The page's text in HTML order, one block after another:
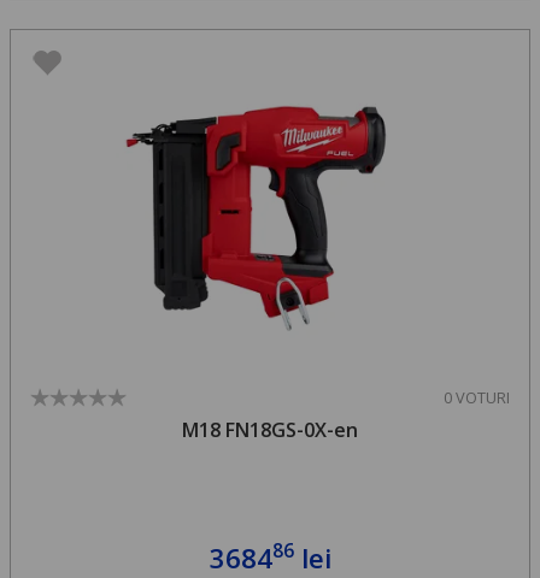
0 VOTURI
M18 FN18GS-0X-en
368486lei